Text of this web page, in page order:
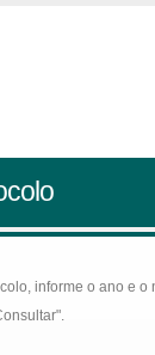
informe o ano e o